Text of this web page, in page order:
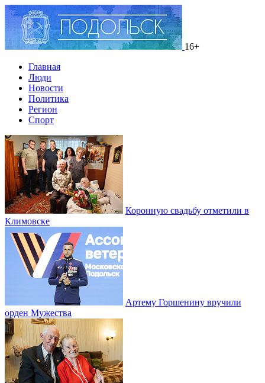
16+
Главная
Люди
Новости
Политика
Регион
Спорт
Коронную свадьбу отметили в
Климовске
Артему Горшенину вручили
орден Мужества